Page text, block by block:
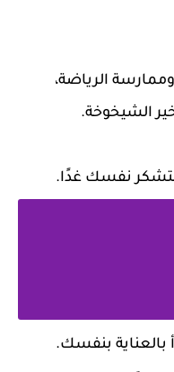
وممارسة الرياضة،
الشيخوخة.
نفسك غدًا.
بالعناية بنفسك.